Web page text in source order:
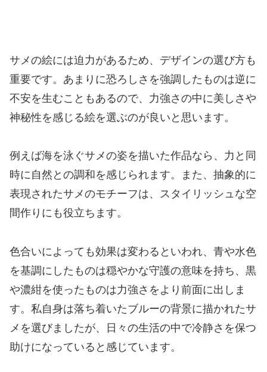
サメの絵には迫力があるため、デザインの選び方も
重要です。あまりに恐ろしさを強調したものは逆に
不安を生むこともあるので、力強さの中に美しさや
神秘性を感じる絵を選ぶのが良いと思います。
例えば海を泳ぐサメの姿を描いた作品なら、力と同
時に自然との調和を感じられます。また、抽象的に
表現されたサメのモチーフは、スタイリッシュな空
間作りにも役立ちます。
色合いによっても効果は変わるといわれ、青や水色
を基調にしたものは穏やかな守護の意味を持ち、黒
や濃紺を使ったものは力強さをより前面に出しま
す。私自身は落ち着いたブルーの背景に描かれたサ
メを選びましたが、日々の生活の中で冷静さを保つ
助けになっていると感じています。